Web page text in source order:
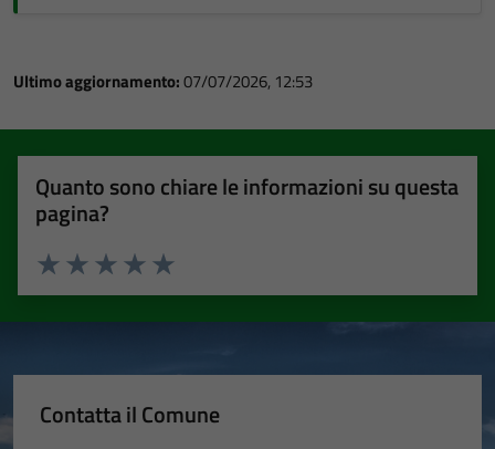
Ultimo aggiornamento:07/07/2026, 12:53
Quanto sono chiare le informazioni su questa
pagina?
Valuta 5 stelle su 5
Valuta 4 stelle su 5
Valuta 3 stelle su 5
Valuta 2 stelle su 5
Valuta 1 stelle su 5
Contatta il Comune